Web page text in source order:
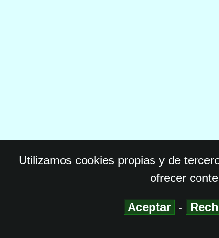
Utilizamos cookies propias y de
ofrecer
Aceptar -